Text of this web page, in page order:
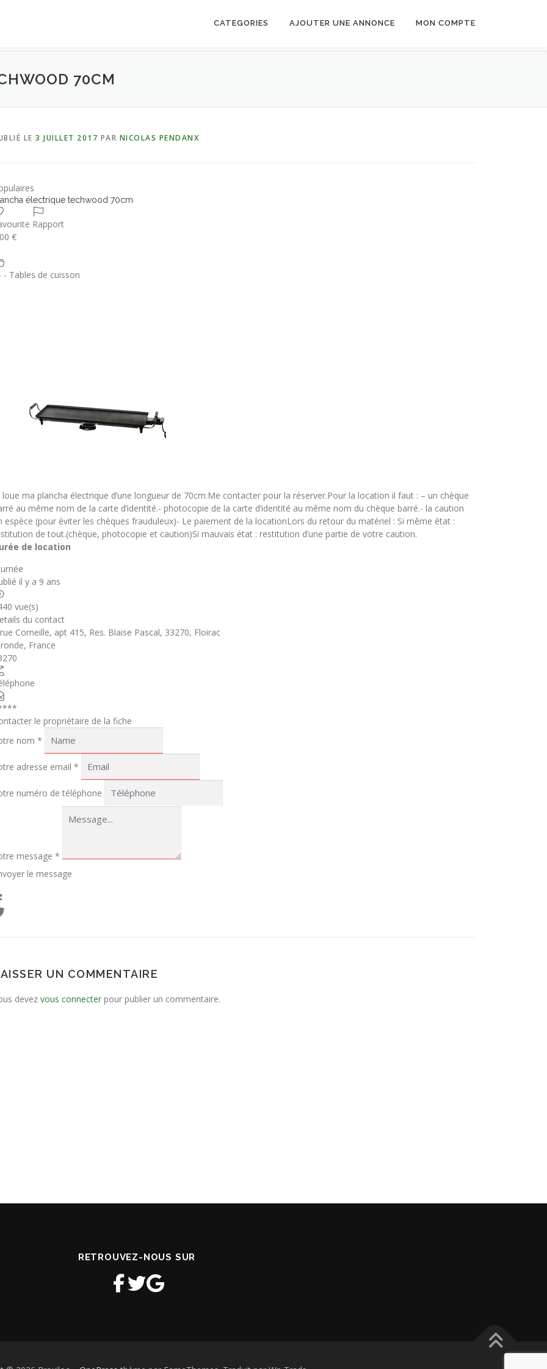
CATEGORIES AJOUTER UNE ANNONCE MON COMPTE
70CM
LE 3 JUILLET 2017 PAR NICOLAS PENDANX
électrique techwood 70cm
Rapport
€
- Tables de cuisson
loue ma plancha électrique d’une longueur de 70cm.Me contacter pour la réserver.Pour la location il faut : – un chèque
au même nom de la carte d’identité.- photocopie de la carte d’identité au même nom du chèque barré.- la caution
espèce (pour éviter les chèques frauduleux)- Le paiement de la locationLors du retour du matériel : Si même état :
de tout.(chèque, photocopie et caution)Si mauvais état : restitution d’une partie de votre caution.
de location
il y a 9 ans
vue(s)
du contact
Corneille, apt 415, Res. Blaise Pascal, 33270, Floirac
, France
le propriétaire de la fiche
nom *
adresse email *
numéro de téléphone
message *
le message
UN COMMENTAIRE
devez vous connecter pour publier un commentaire.
RETROUVEZ-NOUS SUR